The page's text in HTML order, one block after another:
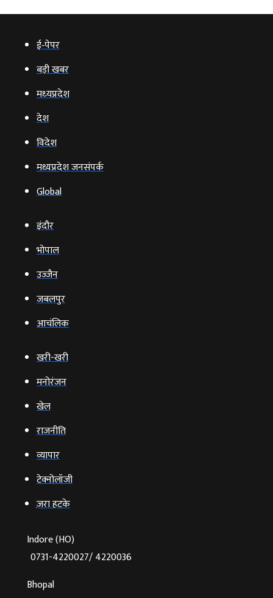
ई‑पेपर
बड़ी खबर
मध्‍यप्रदेश
देश
विदेश
मध्यप्रदेश जनसंपर्क
Global
इंदौर
भोपाल
उज्‍जैन
जबलपुर
आचंलिक
खरी-खरी
मनोरंजन
खेल
राजनीति
व्‍यापार
टेक्‍नोलॉजी
ज़रा हटके
Indore (HO)
0731-4220027/ 4220036
Bhopal